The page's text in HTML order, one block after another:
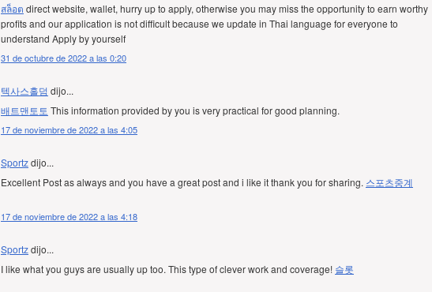
สล็อต direct website, wallet, hurry up to apply, otherwise you may miss the opportunity to earn worthy
profits and our application is not difficult because we update in Thai language for everyone to
understand Apply by yourself
31 de octubre de 2022 a las 0:20
텍사스홀덤 dijo...
배트맨토토 This information provided by you is very practical for good planning.
17 de noviembre de 2022 a las 4:05
Sportzdijo...
Excellent Post as always and you have a great post and i like it thank you for sharing. 스포츠중계
17 de noviembre de 2022 a las 4:18
Sportzdijo...
I like what you guys are usually up too. This type of clever work and coverage! 슬롯